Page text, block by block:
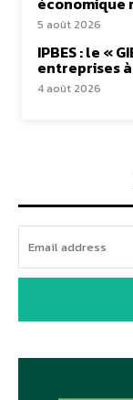
5 août 2026
IPBES : le «
entreprises
4 août 2026